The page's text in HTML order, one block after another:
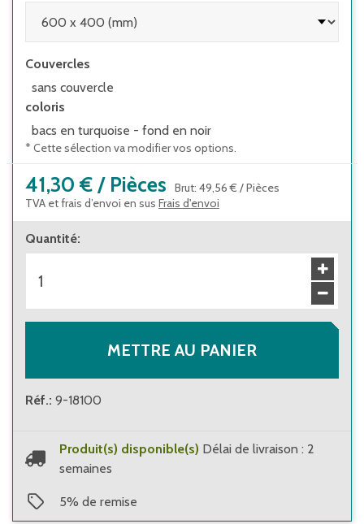
Couvercles
sans couvercle
coloris
bacs en turquoise - fond en noir
* Cette sélection va modifier vos options.
41,30 € / Pièces Brut: 49,56 € /Pièces
TVA et frais d’envoi en sus Frais d'envoi
Quantité:
METTRE AU PANIER
Réf.: 9-18100
Produit(s) disponible(s) Délai de livraison : 2
semaines
5% de remise